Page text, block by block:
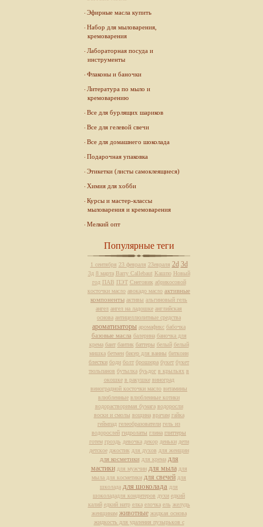
Эфирные масла купить
Набор для мыловарения,
кремоварения
Лабораторная посуда и
инструменты
Флаконы и баночки
Литература по мыло и
кремоварению
Все для бурлящих шариков
Все для гелевой свечи
Все для домашнего шоколада
Подарочная упаковка
Этикетки (листы самоклеящиеся)
Химия для хобби
Курсы и мастер-классы
мыловарения и кремоварения
Мелкий опт
Популярные теги
1 сентября 23 февраля 23евраля 2d 3d
3д 8 марта Barry Callebaut Кашпо Новый
год ПАВ ПЭТ Снеговик абрикосовой
косточки масло авокадо масло активные
компоненты активы альгиновый гель
ангел ангел на ладошке английская
основа антицеллюлитные средства
ароматизаторы аромафикс бабочка
базовые масла балерина баночка для
крема бант бантик баттеры белый белый
мишка бетмен бисер для ванны биткоин
блестки боди болт брошюра букет букет
тюльпанов бутылка буьдог в крыльях в
окошке в ракушке виноград
виноградной косточки масло витамины
влюбленные влюбленные котики
водорастворимая бумага водоросли
воски и смолы вощина врачам гайка
геймпад гелеобразователи гель из
водорослей гидролаты глина глиттеры
готем гроздь девочка декор деньки дети
детское джостик для духов для женщин
для косметики для крема для
мастики для мужчин для мыла для
мыла для косметики для свечей для
школада для шоколада для
шоколададля кондитеров духи едкий
калий едкий натр елка елочка ель желудь
женщинам животные жидкая основа
жидкость для удаления пузырьков с